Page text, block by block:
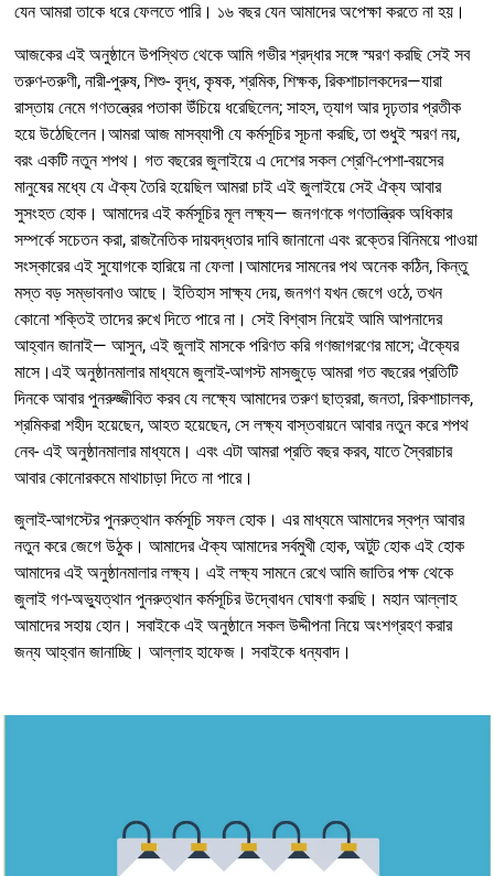
যেন আমরা তাকে ধরে ফেলতে পারি। ১৬ বছর যেন আমাদের অপেক্ষা করতে না হয়।
আজকের এই অনুষ্ঠানে উপস্থিত থেকে আমি গভীর শ্রদ্ধার সঙ্গে স্মরণ করছি সেই সব
তরুণ-তরুণী, নারী-পুরুষ, শিশু- বৃদ্ধ, কৃষক, শ্রমিক, শিক্ষক, রিকশাচালকদের—যারা
রাস্তায় নেমে গণতন্ত্রের পতাকা উঁচিয়ে ধরেছিলেন; সাহস, ত্যাগ আর দৃঢ়তার প্রতীক
হয়ে উঠেছিলেন।আমরা আজ মাসব্যাপী যে কর্মসূচির সূচনা করছি, তা শুধুই স্মরণ নয়,
বরং একটি নতুন শপথ। গত বছরের জুলাইয়ে এ দেশের সকল শ্রেণি-পেশা-বয়সের
মানুষের মধ্যে যে ঐক্য তৈরি হয়েছিল আমরা চাই এই জুলাইয়ে সেই ঐক্য আবার
সুসংহত হোক। আমাদের এই কর্মসূচির মূল লক্ষ্য— জনগণকে গণতান্ত্রিক অধিকার
সম্পর্কে সচেতন করা, রাজনৈতিক দায়বদ্ধতার দাবি জানানো এবং রক্তের বিনিময়ে পাওয়া
সংস্কারের এই সুযোগকে হারিয়ে না ফেলা।আমাদের সামনের পথ অনেক কঠিন, কিন্তু
মস্ত বড় সম্ভাবনাও আছে। ইতিহাস সাক্ষ্য দেয়, জনগণ যখন জেগে ওঠে, তখন
কোনো শক্তিই তাদের রুখে দিতে পারে না। সেই বিশ্বাস নিয়েই আমি আপনাদের
আহ্বান জানাই— আসুন, এই জুলাই মাসকে পরিণত করি গণজাগরণের মাসে; ঐক্যের
মাসে।এই অনুষ্ঠানমালার মাধ্যমে জুলাই-আগস্ট মাসজুড়ে আমরা গত বছরের প্রতিটি
দিনকে আবার পুনরুজ্জীবিত করব যে লক্ষ্যে আমাদের তরুণ ছাত্ররা, জনতা, রিকশাচালক,
শ্রমিকরা শহীদ হয়েছেন, আহত হয়েছেন, সে লক্ষ্য বাস্তবায়নে আবার নতুন করে শপথ
নেব- এই অনুষ্ঠানমালার মাধ্যমে। এবং এটা আমরা প্রতি বছর করব, যাতে স্বৈরাচার
আবার কোনোরকমে মাথাচাড়া দিতে না পারে।
জুলাই-আগস্টের পুনরুত্থান কর্মসূচি সফল হোক। এর মাধ্যমে আমাদের স্বপ্ন আবার
নতুন করে জেগে উঠুক। আমাদের ঐক্য আমাদের সর্বমুখী হোক, অটুট হোক এই হোক
আমাদের এই অনুষ্ঠানমালার লক্ষ্য। এই লক্ষ্য সামনে রেখে আমি জাতির পক্ষ থেকে
জুলাই গণ-অভ্যুত্থান পুনরুত্থান কর্মসূচির উদ্বোধন ঘোষণা করছি। মহান আল্লাহ
আমাদের সহায় হোন। সবাইকে এই অনুষ্ঠানে সকল উদ্দীপনা নিয়ে অংশগ্রহণ করার
জন্য আহ্বান জানাচ্ছি। আল্লাহ হাফেজ। সবাইকে ধন্যবাদ।